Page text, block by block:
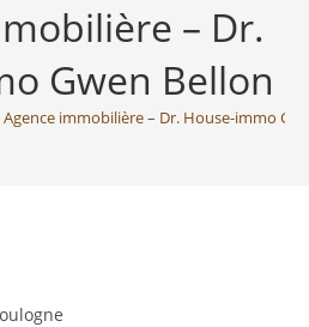
– Dr.
Gwen Bellon
Agence immobilière – Dr. House-immo